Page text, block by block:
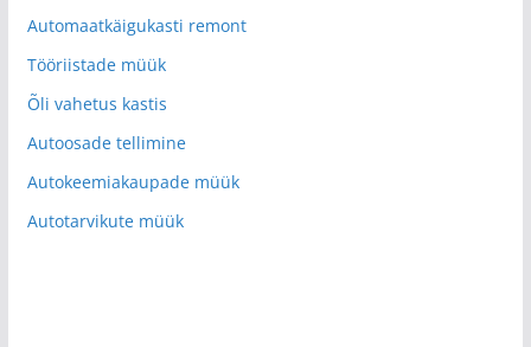
Automaatkäigukasti remont
Tööriistade müük
Õli vahetus kastis
Autoosade tellimine
Autokeemiakaupade müük
Autotarvikute müük